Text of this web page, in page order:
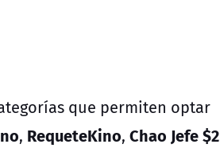
que permiten optar
, RequeteKino, Chao Jefe $2